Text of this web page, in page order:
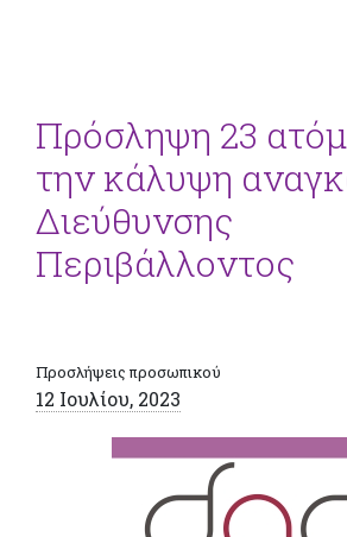
Πρόσληψη 23
την κάλυψη
Διεύθυνσης
Περιβάλλοντος
Προσλήψεις προσωπικού
12 Ιουλίου, 2023